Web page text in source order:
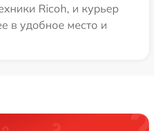
Ricoh, и курьер
в удобное место и